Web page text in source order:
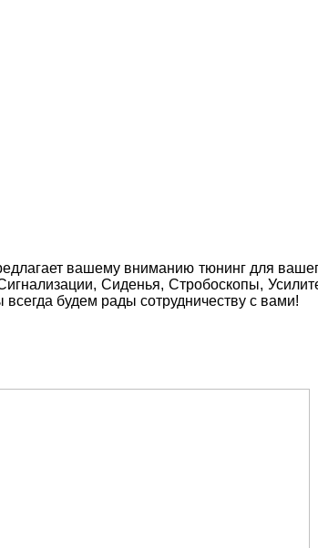
вашему вниманию тюнинг для
Сиденья, Стробоскопы,
будем рады сотрудничеству с вами!